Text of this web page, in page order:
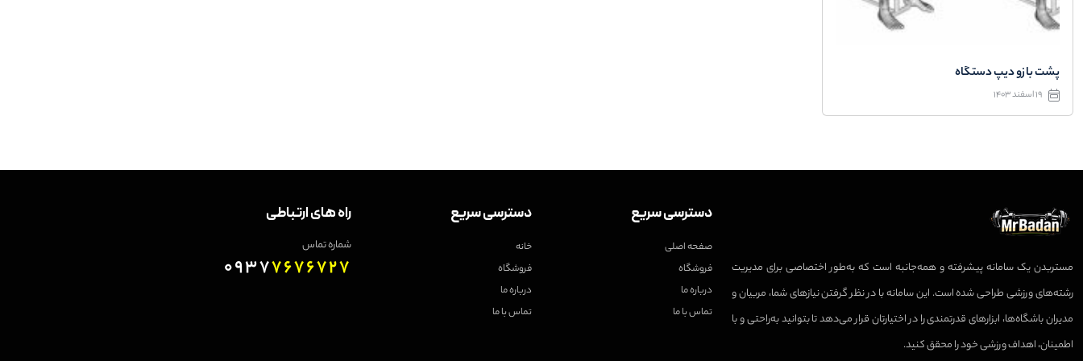
پشت بازو دیپ دستگاه
19 اسفند 1403
مستربدن یک سامانه پیشرفته و همه‌جانبه است که به‌طور اختصاصی برای مدیریت
رشته‌های ورزشی طراحی شده است. این سامانه با در نظر گرفتن نیازهای شما، مربیان و
مدیران باشگاه‌ها، ابزارهای قدرتمندی را در اختیارتان قرار می‌دهد تا بتوانید به‌راحتی و با
اطمینان، اهداف ورزشی خود را محقق کنید.
دسترسی سریع
صفحه اصلی
فروشگاه
درباره ما
تماس با ما
دسترسی سریع
خانه
فروشگاه
درباره ما
تماس با ما
راه های ارتباطی
شماره تماس
09377676727